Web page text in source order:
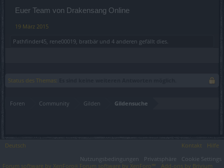
Euer Team von Drakensang Online
19 März 2015
Pathfinder45, rene00019, bratbär und 4 anderen gefällt dies.
Status des Themas:
Foren Community Gilden Gildensuche
Deutsch Kontakt
Hilfe
Nutzungsbedingungen
Privatsphäre
Cookie Settings
Forum software by XenForo ® Forum software by XenForo™ Add-ons by Brivium